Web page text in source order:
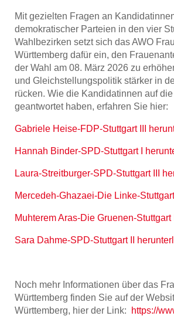
Mit gezielten Fragen an
demokratischer Parteien in den vier
Wahlbezirken setzt sich das AWO
Württemberg dafür ein, den
der Wahl am 08. März 2026 zu
und Gleichstellungspolitik stärker in
rücken. Wie die Kandidatinnen auf
geantwortet haben, erfahren Sie hier:
Gabriele Heise-FDP-Stuttgart III
Hannah Binder-SPD-Stuttgart I
Laura-Streitburger-SPD-Stuttgart III
Mercedeh-Ghazaei-Die Linke-
Muhterem Aras-Die Gruenen-
Sara Dahme-SPD-Stuttgart II
Noch mehr Informationen über das
Württemberg finden Sie auf der
Württemberg, hier der Link:
https://